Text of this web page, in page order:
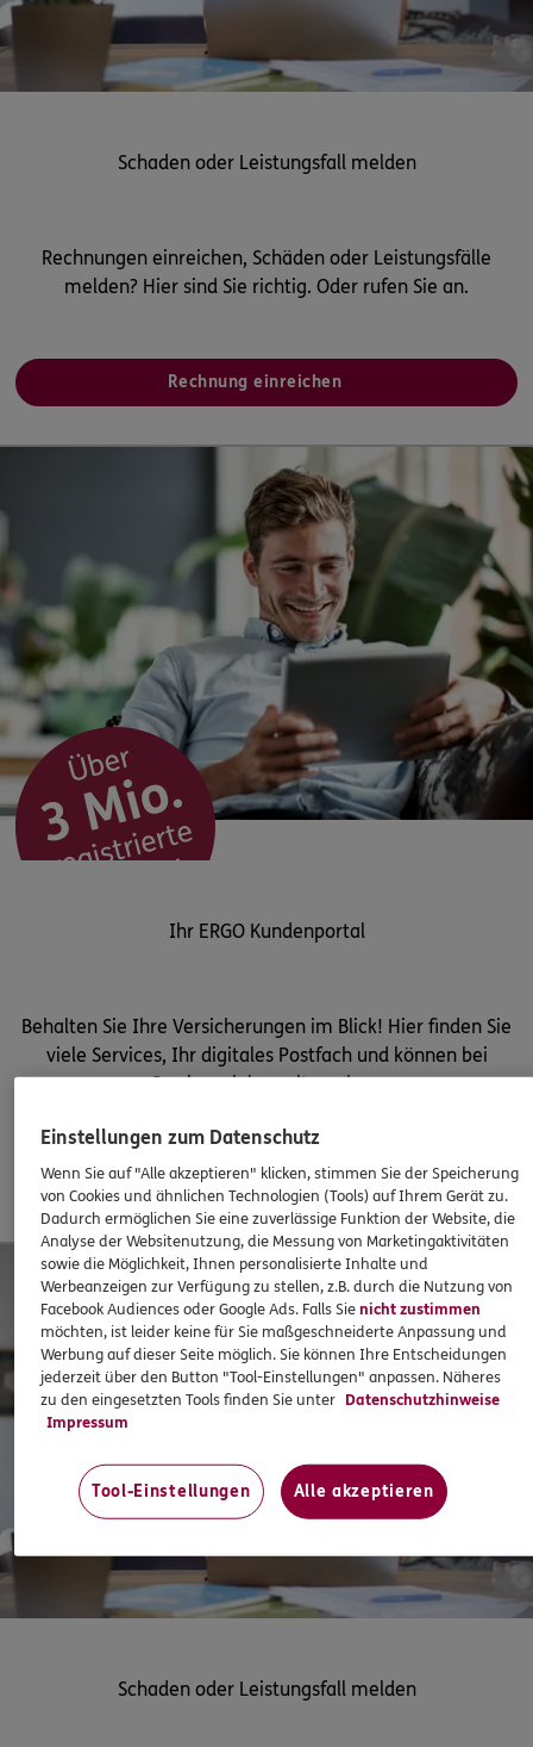
Schaden oder Leistungsfall melden
Rechnungen einreichen, Schäden oder Leistungsfälle
melden? Hier sind Sie richtig. Oder rufen Sie an.
Rechnung einreichen
Ihr ERGO Kundenportal
Behalten Sie Ihre Versicherungen im Blick! Hier finden Sie
viele Services, Ihr digitales Postfach und können bei
Gewinnspielen mitmachen.
Zum Kundenportal
Schaden oder Leistungsfall melden
Einstellungen zum Datenschutz
Wenn Sie auf "Alle akzeptieren" klicken, stimmen Sie der Speicherung
von Cookies und ähnlichen Technologien (Tools) auf Ihrem Gerät zu.
Dadurch ermöglichen Sie eine zuverlässige Funktion der Website, die
Analyse der Websitenutzung, die Messung von Marketingaktivitäten
sowie die Möglichkeit, Ihnen personalisierte Inhalte und
Werbeanzeigen zur Verfügung zu stellen, z.B. durch die Nutzung von
Facebook Audiences oder Google Ads. Falls Sienicht zustimmen
möchten, ist leider keine für Sie maßgeschneiderte Anpassung und
Werbung auf dieser Seite möglich. Sie können Ihre Entscheidungen
jederzeit über den Button "Tool-Einstellungen" anpassen. Näheres
zu den eingesetzten Tools finden Sie unter Datenschutzhinweise
Impressum
Tool-Einstellungen Alle akzeptieren